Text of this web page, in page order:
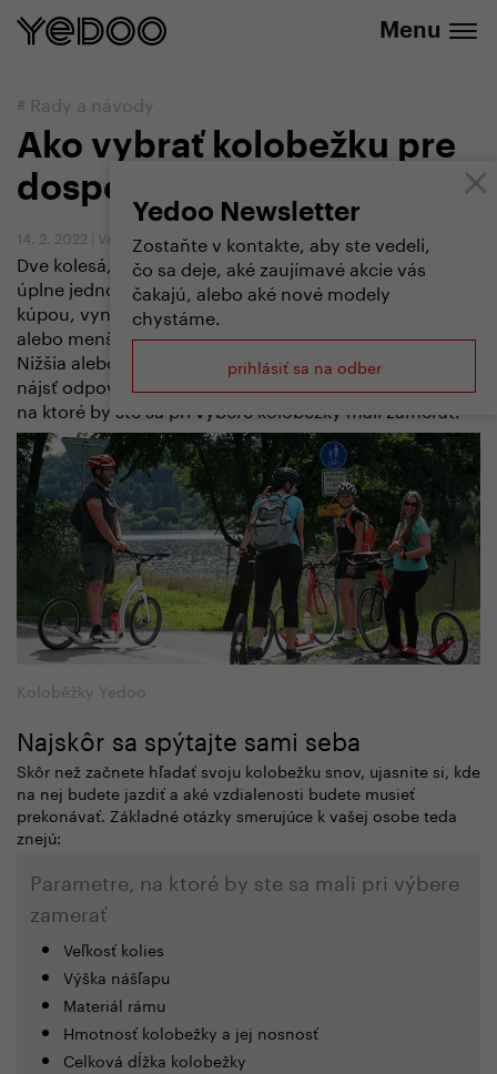
Menu
Yedoo Newsletter
Zostaňte v kontakte, aby ste vedeli,
čo sa deje, aké zaujímavé akcie vás
čakajú, alebo aké nové modely
chystáme.
prihlásiť sa na odber
# Rady a návody
Ako vybrať kolobežku pre
dospelých
14. 2. 2022 | Vendula Kosíková
Dve kolesá, rám a riadidlá. Na prvý pohľad vyzerá
úplne jednoducho, ale keď začnete rozmýšľať nad jej
kúpou, vynoria sa mnohé otázky: Sú lepšie väčšie
alebo menšie kolesá? Hliníkový alebo oceľový rám?
Nižšia alebo vyššia výška nášľapu?… Pomôžeme vám
nájsť odpovede a vysvetliť najdôležitejšie parametre,
na ktoré by ste sa pri výbere kolobežky mali zamerať.
Koloběžky Yedoo
Najskôr sa spýtajte sami seba
Skôr než začnete hľadať svoju kolobežku snov, ujasnite si, kde
na nej budete jazdiť a aké vzdialenosti budete musieť
prekonávať. Základné otázky smerujúce k vašej osobe teda
znejú:
Parametre, na ktoré by ste sa mali pri výbere
zamerať
Veľkosť kolies
Výška nášľapu
Materiál rámu
Hmotnosť kolobežky a jej nosnosť
Celková dĺžka kolobežky